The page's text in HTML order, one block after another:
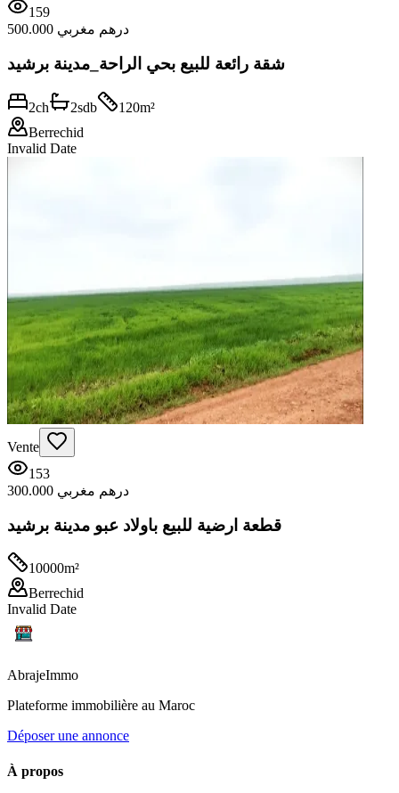
159
500.000 درهم مغربي
شقة رائعة للبيع بحي الراحة_مدينة برشيد
2ch 2sdb 120m²
Berrechid
Invalid Date
Vente
153
300.000 درهم مغربي
قطعة ارضية للبيع باولاد عبو مدينة برشيد
10000m²
Berrechid
Invalid Date
AbrajeImmo
Plateforme immobilière au Maroc
Déposer une annonce
À propos